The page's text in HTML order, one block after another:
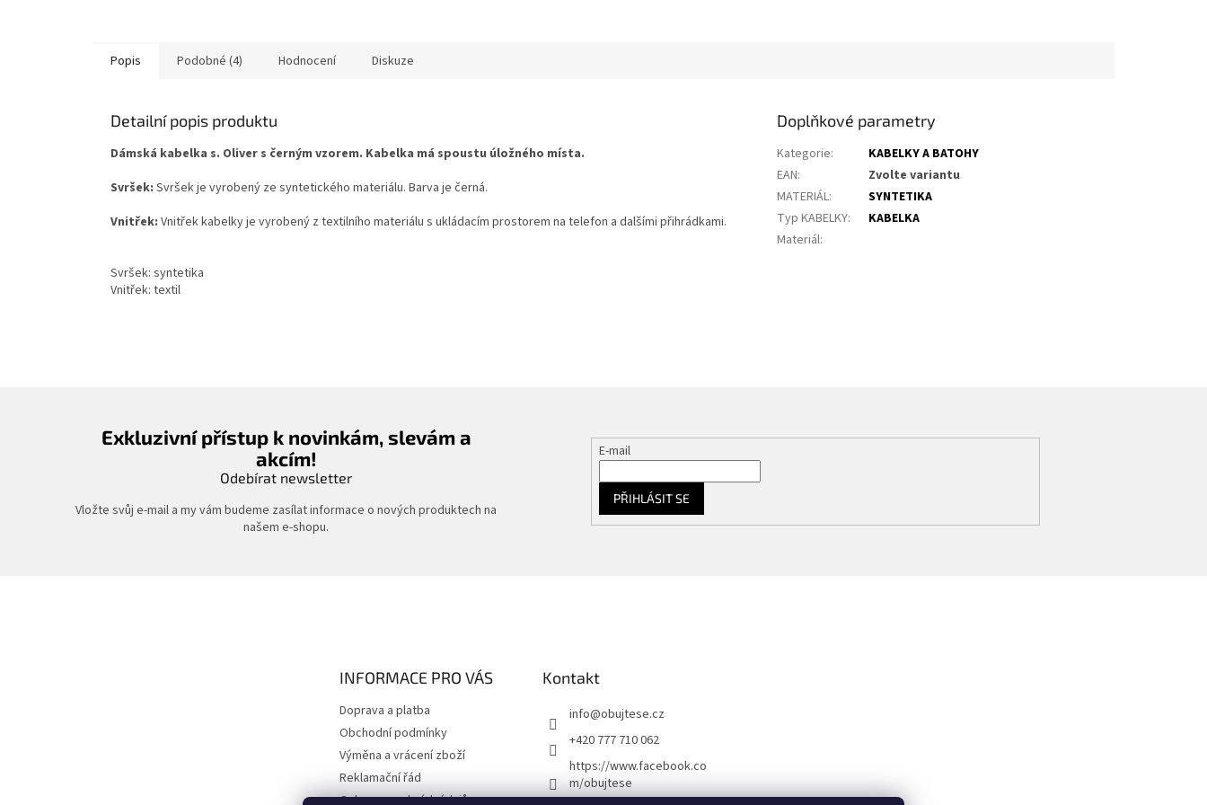
Popis Podobné (4) Hodnocení Diskuze
Detailní popis produktu
Dámská kabelka s. Oliver s černým vzorem. Kabelka má spoustu úložného místa.
Svršek: Svršek je vyrobený ze syntetického materiálu. Barva je černá.
Vnitřek: Vnitřek kabelky je vyrobený z textilního materiálu s ukládacím prostorem na telefon a dalšími přihrádkami.
Svršek: syntetika
Vnitřek: textil
Doplňkové parametry
Kategorie:
KABELKY A BATOHY
EAN:
Zvolte variantu
MATERIÁL:
SYNTETIKA
Typ KABELKY:
KABELKA
Materiál:
Exkluzivní přístup k novinkám, slevám a
akcím!
Odebírat newsletter
Vložte svůj e-mail a my vám budeme zasílat informace o nových produktech na
našem e-shopu.
E-mail
PŘIHLÁSIT SE
INFORMACE PRO VÁS
Doprava a platba
Obchodní podmínky
Výměna a vrácení zboží
Reklamační řád
Ochrana osobních údajů
Kontakt
info@obujtese.cz
+420 777 710 062
https://www.facebook.co
m/obujtese